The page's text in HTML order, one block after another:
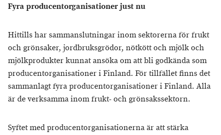
Fyra producentorganisationer just nu
Hittills har sammanslutningar inom sektorerna för frukt
och grönsaker, jordbruksgrödor, nötkött och mjölk och
mjölkprodukter kunnat ansöka om att bli godkända som
producentorganisationer i Finland. För tillfället finns det
sammanlagt fyra producentorganisationer i Finland. Alla
är de verksamma inom frukt- och grönsakssektorn.
Syftet med producentorganisationerna är att stärka